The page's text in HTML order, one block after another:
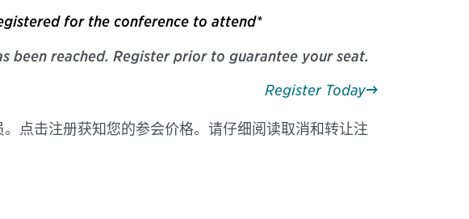
for the conference to attend*
been reached. Register prior to guarantee your seat.
Register Today
点击注册获知您的参会价格。请仔细阅读取消和转让注